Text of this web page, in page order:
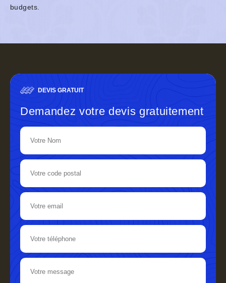
budgets.
DEVIS GRATUIT
Demandez votre devis gratuitement